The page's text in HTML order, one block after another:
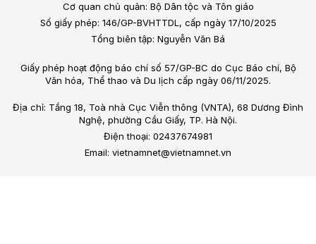
Cơ quan chủ quản: Bộ Dân tộc và Tôn giáo
Số giấy phép: 146/GP-BVHTTDL, cấp ngày 17/10/2025
Tổng biên tập: Nguyễn Văn Bá
Giấy phép hoạt động báo chí số 57/GP-BC do Cục Báo chí, Bộ
Văn hóa, Thể thao và Du lịch cấp ngày 06/11/2025.
Địa chỉ: Tầng 18, Toà nhà Cục Viễn thông (VNTA), 68 Dương Đình
Nghệ, phường Cầu Giấy, TP. Hà Nội.
Điện thoại: 02437674981
Email: vietnamnet@vietnamnet.vn